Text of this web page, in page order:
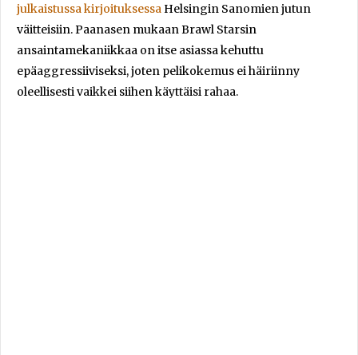
julkaistussa kirjoituksessa Helsingin Sanomien jutun
väitteisiin. Paanasen mukaan Brawl Starsin
ansaintamekaniikkaa on itse asiassa kehuttu
epäaggressiiviseksi, joten pelikokemus ei häiriinny
oleellisesti vaikkei siihen käyttäisi rahaa.